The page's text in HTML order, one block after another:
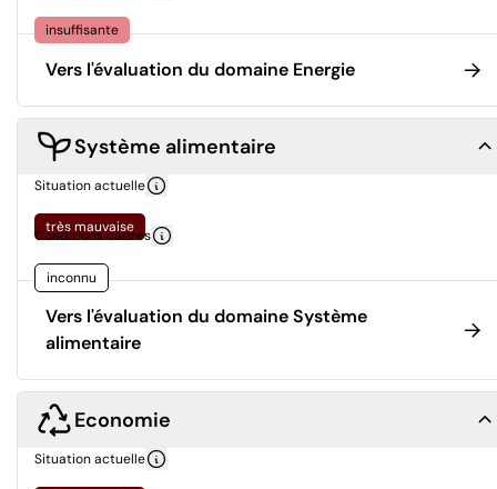
insuffisante
Vers l'évaluation du domaine Energie
Système alimentaire
Situation actuelle
très mauvaise
Conditions cadres
inconnu
Vers l'évaluation du domaine Système
alimentaire
Economie
Situation actuelle